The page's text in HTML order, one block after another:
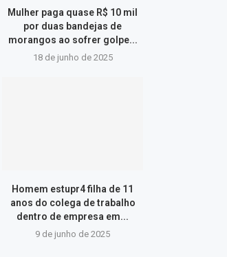
Mulher paga quase R$ 10 mil
por duas bandejas de
morangos ao sofrer golpe...
18 de junho de 2025
Homem estupr4 filha de 11
anos do colega de trabalho
dentro de empresa em...
9 de junho de 2025